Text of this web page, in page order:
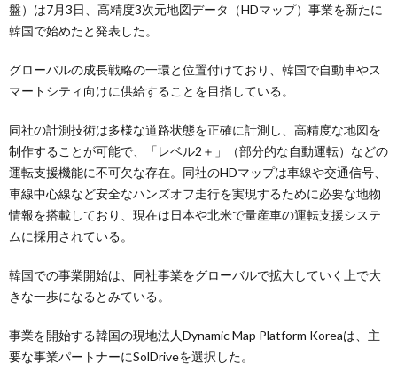
盤）は7月3日、高精度3次元地図データ（HDマップ）事業を新たに
韓国で始めたと発表した。
グローバルの成長戦略の一環と位置付けており、韓国で自動車やス
マートシティ向けに供給することを目指している。
同社の計測技術は多様な道路状態を正確に計測し、高精度な地図を
制作することが可能で、「レベル2＋」（部分的な自動運転）などの
運転支援機能に不可欠な存在。同社のHDマップは車線や交通信号、
車線中心線など安全なハンズオフ走行を実現するために必要な地物
情報を搭載しており、現在は日本や北米で量産車の運転支援システ
ムに採用されている。
韓国での事業開始は、同社事業をグローバルで拡大していく上で大
きな一歩になるとみている。
事業を開始する韓国の現地法人Dynamic Map Platform Koreaは、主
要な事業パートナーにSolDriveを選択した。